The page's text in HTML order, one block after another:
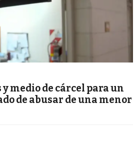
medio de cárcel para un
de abusar de una menor